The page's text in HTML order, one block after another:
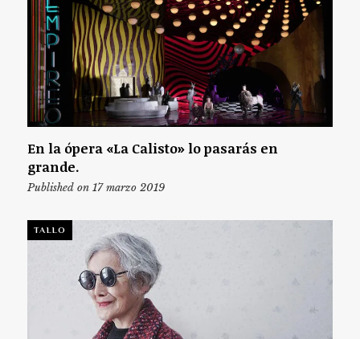
En la ópera «La Calisto» lo pasarás en
grande.
Published on 17 marzo 2019
TALLO